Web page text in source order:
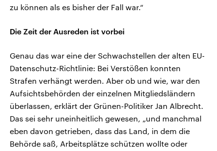
zu können als es bisher der Fall war.“
Die Zeit der Ausreden ist vorbei
Genau das war eine der Schwachstellen der alten EU-
Datenschutz-Richtlinie: Bei Verstößen konnten
Strafen verhängt werden. Aber ob und wie, war den
Aufsichtsbehörden der einzelnen Mitgliedsländern
überlassen, erklärt der Grünen-Politiker Jan Albrecht.
Das sei sehr uneinheitlich gewesen, „und manchmal
eben davon getrieben, dass das Land, in dem die
Behörde saß, Arbeitsplätze schützen wollte oder